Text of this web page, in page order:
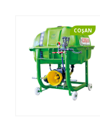
COŞAN